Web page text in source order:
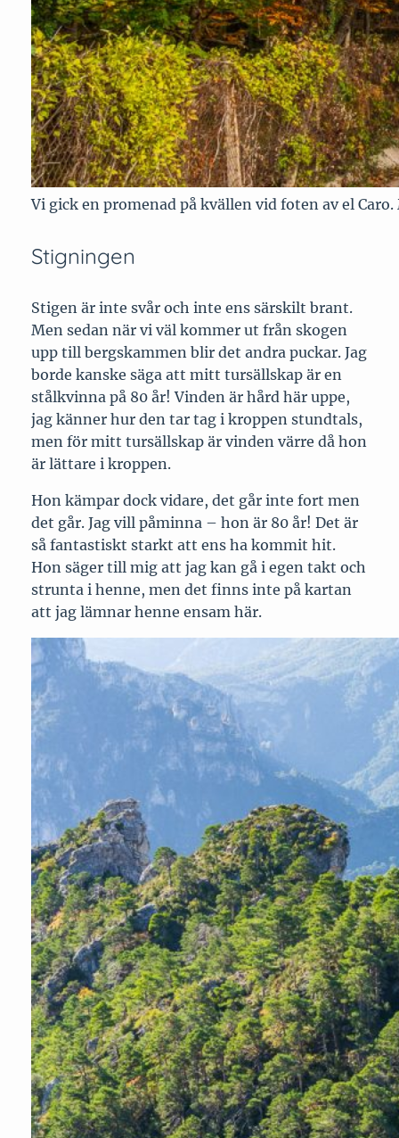
Vi gick en promenad på kvällen vid foten av el
Stigningen
Stigen är inte svår och inte ens särskilt brant.
Men sedan när vi väl kommer ut från skogen
upp till bergskammen blir det andra puckar. Jag
borde kanske säga att mitt tursällskap är en
stålkvinna på 80 år! Vinden är hård här uppe,
jag känner hur den tar tag i kroppen stundtals,
men för mitt tursällskap är vinden värre då hon
är lättare i kroppen.
Hon kämpar dock vidare, det går inte fort men
det går. Jag vill påminna – hon är 80 år! Det är
så fantastiskt starkt att ens ha kommit hit.
Hon säger till mig att jag kan gå i egen takt och
strunta i henne, men det finns inte på kartan
att jag lämnar henne ensam här.